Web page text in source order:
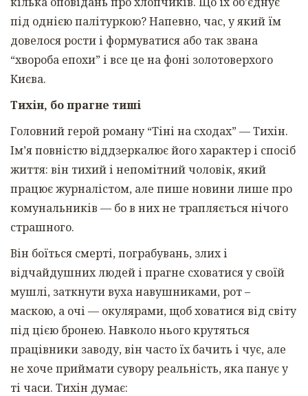
під однією палітуркою? Напевно, час, у який їм
довелося рости і формуватися або так звана
“хвороба епохи” і все це на фоні золотоверхого
Києва.
Тихін, бо прагне тиші
Головний герой роману “Тіні на сходах” — Тихін.
Імʼя повністю віддзеркалює його характер і спосіб
життя: він тихий і непомітний чоловік, який
працює журналістом, але пише новини лише про
комунальників — бо в них не трапляється нічого
страшного.
Він боїться смерті, пограбувань, злих і
відчайдушних людей і прагне сховатися у своїй
мушлі, заткнути вуха навушниками, рот –
маскою, а очі — окулярами, щоб ховатися від світу
під цією бронею. Навколо нього крутяться
працівники заводу, він часто їх бачить і чує, але
не хоче приймати сувору реальність, яка панує у
ті часи. Тихін думає: